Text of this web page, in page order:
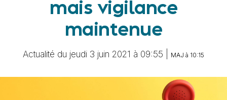
mais vigilance
maintenue
Actualité du jeudi 3 juin 2021 à 09:55 | MAJ à 10:15